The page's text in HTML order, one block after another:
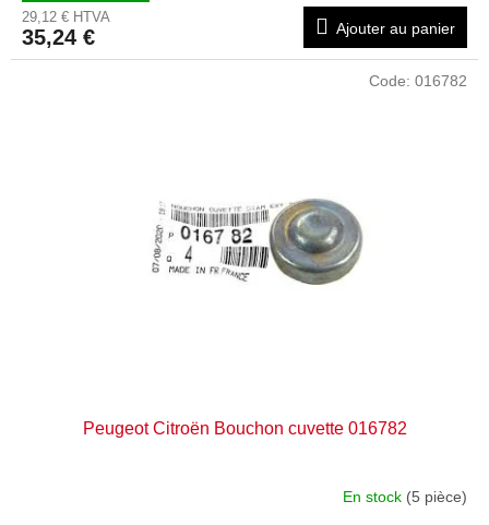
29,12 € HTVA
35,24 € Ajouter au panier
Peugeot Citroën Bouchon cuvette 016782
En stock (5 pièce)
Code: 016782